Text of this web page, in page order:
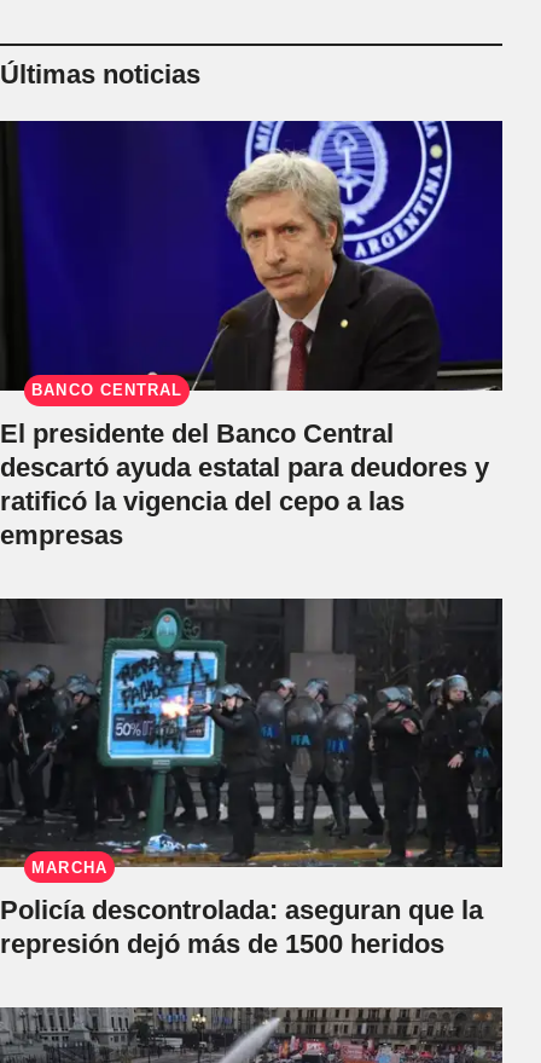
Últimas noticias
BANCO CENTRAL
El presidente del Banco Central
descartó ayuda estatal para deudores y
ratificó la vigencia del cepo a las
empresas
MARCHA
Policía descontrolada: aseguran que la
represión dejó más de 1500 heridos